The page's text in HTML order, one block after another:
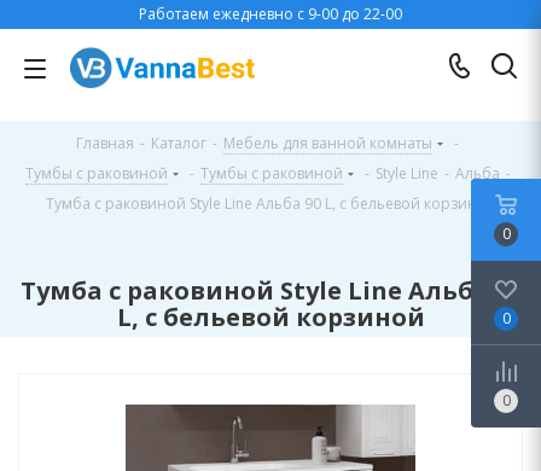
Работаем ежедневно с 9-00 до 22-00
Главная - Каталог - Мебель для ванной комнаты
-
Тумбы с раковиной
- Тумбы с раковиной - Style Line - Альба -
Тумба с раковиной Style Line Альба 90 L, с бельевой корзиной
Тумба с раковиной Style Line Альба 90
L, с бельевой корзиной
0
0
0